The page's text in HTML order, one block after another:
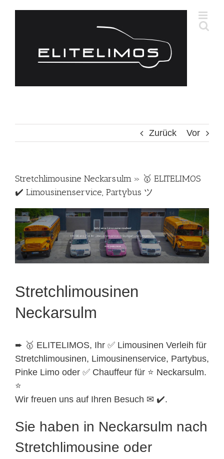
Zurück Vor
Stretchlimousine Neckarsulm » 🥇 ELITELIMOS
✔️ Limousinenservice, Partybus ツ
Stretchlimousinen
Neckarsulm
➨ 🥇 ELITELIMOS, Ihr ✅ Limousinen Verleih für
Stretchlimousinen, Limousinenservice, Partybus,
Pinke Limo oder ✅ Chauffeur für ⭐ Neckarsulm.
⭐
Wir freuen uns auf Ihren Besuch ✉ ✔️.
Sie haben in Neckarsulm nach
Stretchlimousine oder